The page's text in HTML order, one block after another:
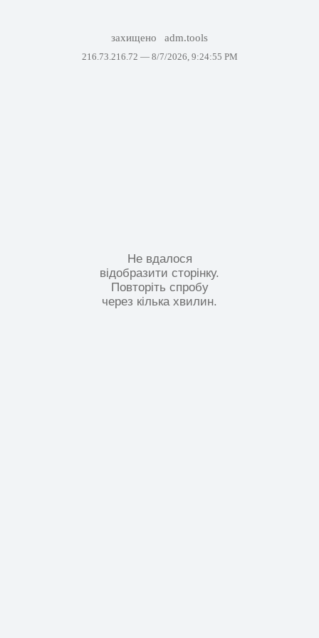
захищено adm.tools
216.73.216.72 — 8/7/2026, 9:24:55 PM
Не вдалося
відобразити сторінку.
Повторіть спробу
через кілька хвилин.